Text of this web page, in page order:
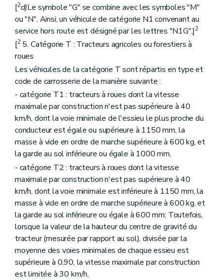
[2d)Le symbole "G" se combine avec les symboles "M"
ou "N". Ainsi, un véhicule de catégorie N1 convenant au
service hors route est désigné par les lettres "N1G".]2
[25. Catégorie T : Tracteurs agricoles ou forestiers à
roues
Les véhicules de la catégorie T sont répartis en type et
code de carrosserie de la manière suivante :
- catégorie T1 : tracteurs à roues dont la vitesse
maximale par construction n'est pas supérieure à 40
km/h, dont la voie minimale de l'essieu le plus proche du
conducteur est égale ou supérieure à 1150 mm, la
masse à vide en ordre de marche supérieure à 600 kg, et
la garde au sol inférieure ou égale à 1000 mm,
- catégorie T2 : tracteurs à roues dont la vitesse
maximale par construction n'est pas supérieure à 40
km/h, dont la voie minimale est inférieure à 1150 mm, la
masse à vide en ordre de marche supérieure à 600 kg, et
la garde au sol inférieure ou égale à 600 mm; Toutefois,
lorsque la valeur de la hauteur du centre de gravité du
tracteur (mesurée par rapport au sol), divisée par la
moyenne des voies minimales de chaque essieu est
supérieure à 0,90, la vitesse maximale par construction
est limitée à 30 km/h,